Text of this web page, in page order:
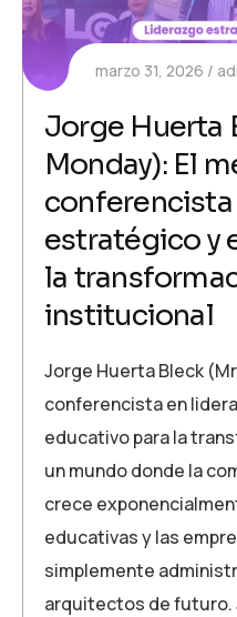
marzo 31, 2026
Jorge Huerta
Monday): El
estratégico y
la
institucional
Jorge Huerta Bleck
conferencista en
educativo para la
un mundo donde la
crece
educativas y las
simplemente
arquitectos de futuro.